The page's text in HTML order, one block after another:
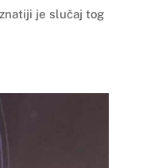
je slučaj tog